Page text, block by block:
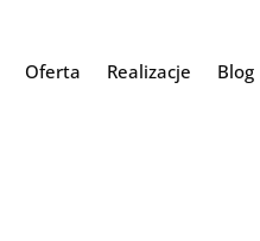
Oferta Realizacje Blog